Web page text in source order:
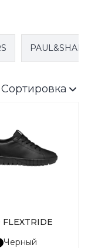
Сортировка
FLEXTRIDE
Черный